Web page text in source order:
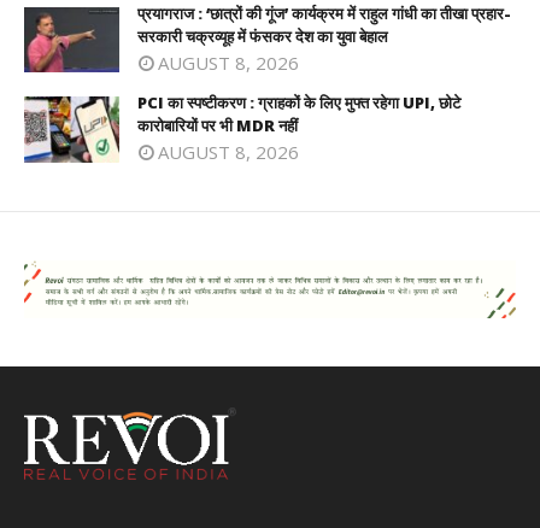
प्रयागराज : ‘छात्रों की गूंज’ कार्यक्रम में राहुल गांधी का तीखा प्रहार-
सरकारी चक्रव्यूह में फंसकर देश का युवा बेहाल
AUGUST 8, 2026
PCI का स्पष्टीकरण : ग्राहकों के लिए मुफ्त रहेगा UPI, छोटे
कारोबारियों पर भी MDR नहीं
AUGUST 8, 2026